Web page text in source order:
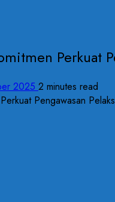
Perkuat
2025 2 minutes read